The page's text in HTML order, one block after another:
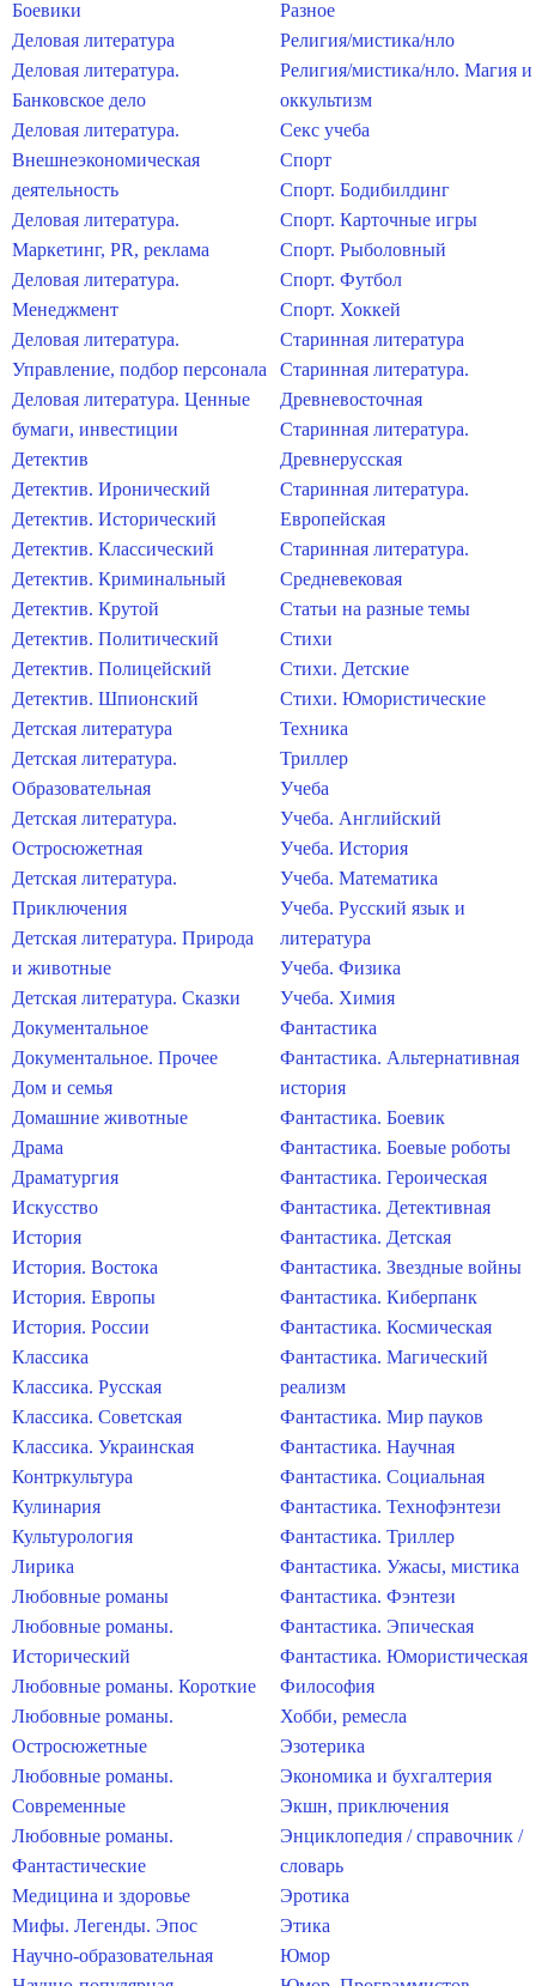
Боевики
Деловая литература
Деловая литература.
Банковское дело
Деловая литература.
Внешнеэкономическая
деятельность
Деловая литература.
Маркетинг, PR, реклама
Деловая литература.
Менеджмент
Деловая литература.
Управление, подбор персонала
Деловая литература. Ценные
бумаги, инвестиции
Детектив
Детектив. Иронический
Детектив. Исторический
Детектив. Классический
Детектив. Криминальный
Детектив. Крутой
Детектив. Политический
Детектив. Полицейский
Детектив. Шпионский
Детская литература
Детская литература.
Образовательная
Детская литература.
Остросюжетная
Детская литература.
Приключения
Детская литература. Природа
и животные
Детская литература. Сказки
Документальное
Документальное. Прочее
Дом и семья
Домашние животные
Драма
Драматургия
Искусство
История
История. Востока
История. Европы
История. России
Классика
Классика. Русская
Классика. Советская
Классика. Украинская
Контркультура
Кулинария
Культурология
Лирика
Любовные романы
Любовные романы.
Исторический
Любовные романы. Короткие
Любовные романы.
Остросюжетные
Любовные романы.
Современные
Любовные романы.
Фантастические
Медицина и здоровье
Мифы. Легенды. Эпос
Научно-образовательная
Разное
Религия/мистика/нло
Религия/мистика/нло. Магия и
оккультизм
Секс учеба
Спорт
Спорт. Бодибилдинг
Спорт. Карточные игры
Спорт. Рыболовный
Спорт. Футбол
Спорт. Хоккей
Старинная литература
Старинная литература.
Древневосточная
Старинная литература.
Древнерусская
Старинная литература.
Европейская
Старинная литература.
Средневековая
Статьи на разные темы
Стихи
Стихи. Детские
Стихи. Юмористические
Техника
Триллер
Учеба
Учеба. Английский
Учеба. История
Учеба. Математика
Учеба. Русский язык и
литература
Учеба. Физика
Учеба. Химия
Фантастика
Фантастика. Альтернативная
история
Фантастика. Боевик
Фантастика. Боевые роботы
Фантастика. Героическая
Фантастика. Детективная
Фантастика. Детская
Фантастика. Звездные войны
Фантастика. Киберпанк
Фантастика. Космическая
Фантастика. Магический
реализм
Фантастика. Мир пауков
Фантастика. Научная
Фантастика. Социальная
Фантастика. Технофэнтези
Фантастика. Триллер
Фантастика. Ужасы, мистика
Фантастика. Фэнтези
Фантастика. Эпическая
Фантастика. Юмористическая
Философия
Хобби, ремесла
Эзотерика
Экономика и бухгалтерия
Экшн, приключения
Энциклопедия / справочник /
словарь
Эротика
Этика
Юмор